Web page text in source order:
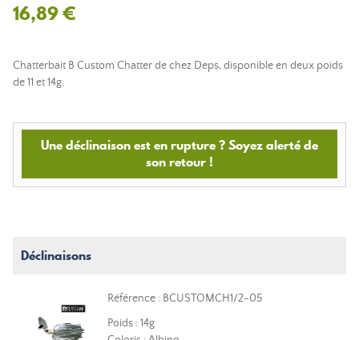
16,89 €
Chatterbait B Custom Chatter de chez Deps, disponible en deux poids
de 11 et 14g.
Une déclinaison est en rupture ? Soyez alerté de
son retour !
Déclinaisons
Référence : BCUSTOMCH1/2-05
Poids : 14g